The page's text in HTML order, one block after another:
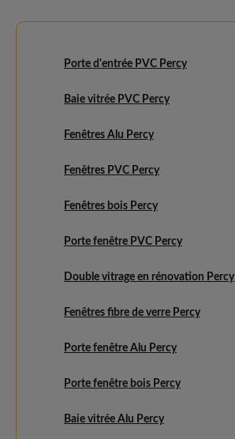
Porte d'entrée PVC Percy
Baie vitrée PVC Percy
Fenêtres Alu Percy
Fenêtres PVC Percy
Fenêtres bois Percy
Porte fenêtre PVC Percy
Double vitrage en rénovation Percy
Fenêtres fibre de verre Percy
Porte fenêtre Alu Percy
Porte fenêtre bois Percy
Baie vitrée Alu Percy